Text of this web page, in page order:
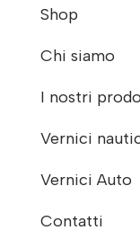
Shop
Chi siamo
I nostri
Vernici
Vernici Auto
Contatti